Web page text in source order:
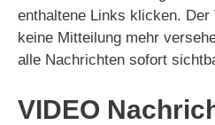
enthaltene Links klicken.
keine Mitteilung mehr
alle Nachrichten sofort
VIDEO